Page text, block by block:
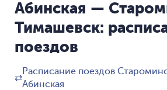
Абинская —
Тимашевск:
поездов
⇄
Расписание поездов
Абинская